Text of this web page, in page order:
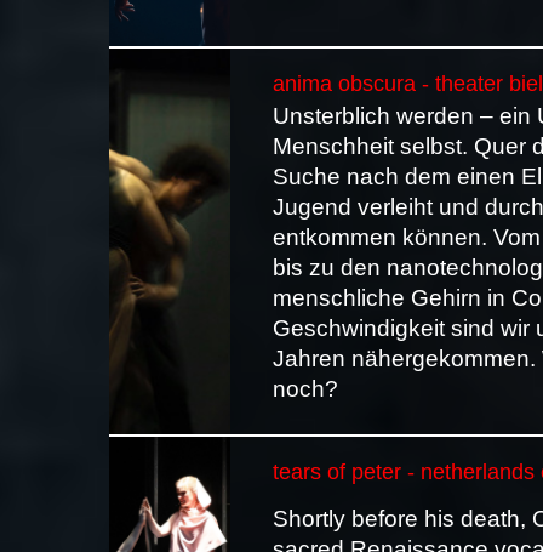
anima obscura - theater
Unsterblich werden – ein
Menschheit selbst. Quer
Suche nach dem einen
Jugend verleiht und
entkommen können.
bis zu den
menschliche Gehirn in
Geschwindigkeit sind wir
Jahren
noch?
tears of peter -
Shortly before his death,